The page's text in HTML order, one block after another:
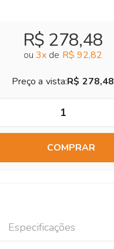
R$ 278,48
ou 3x de R$ 92,82
Preço a vista:R$ 278,48
COMPRAR
Especificações